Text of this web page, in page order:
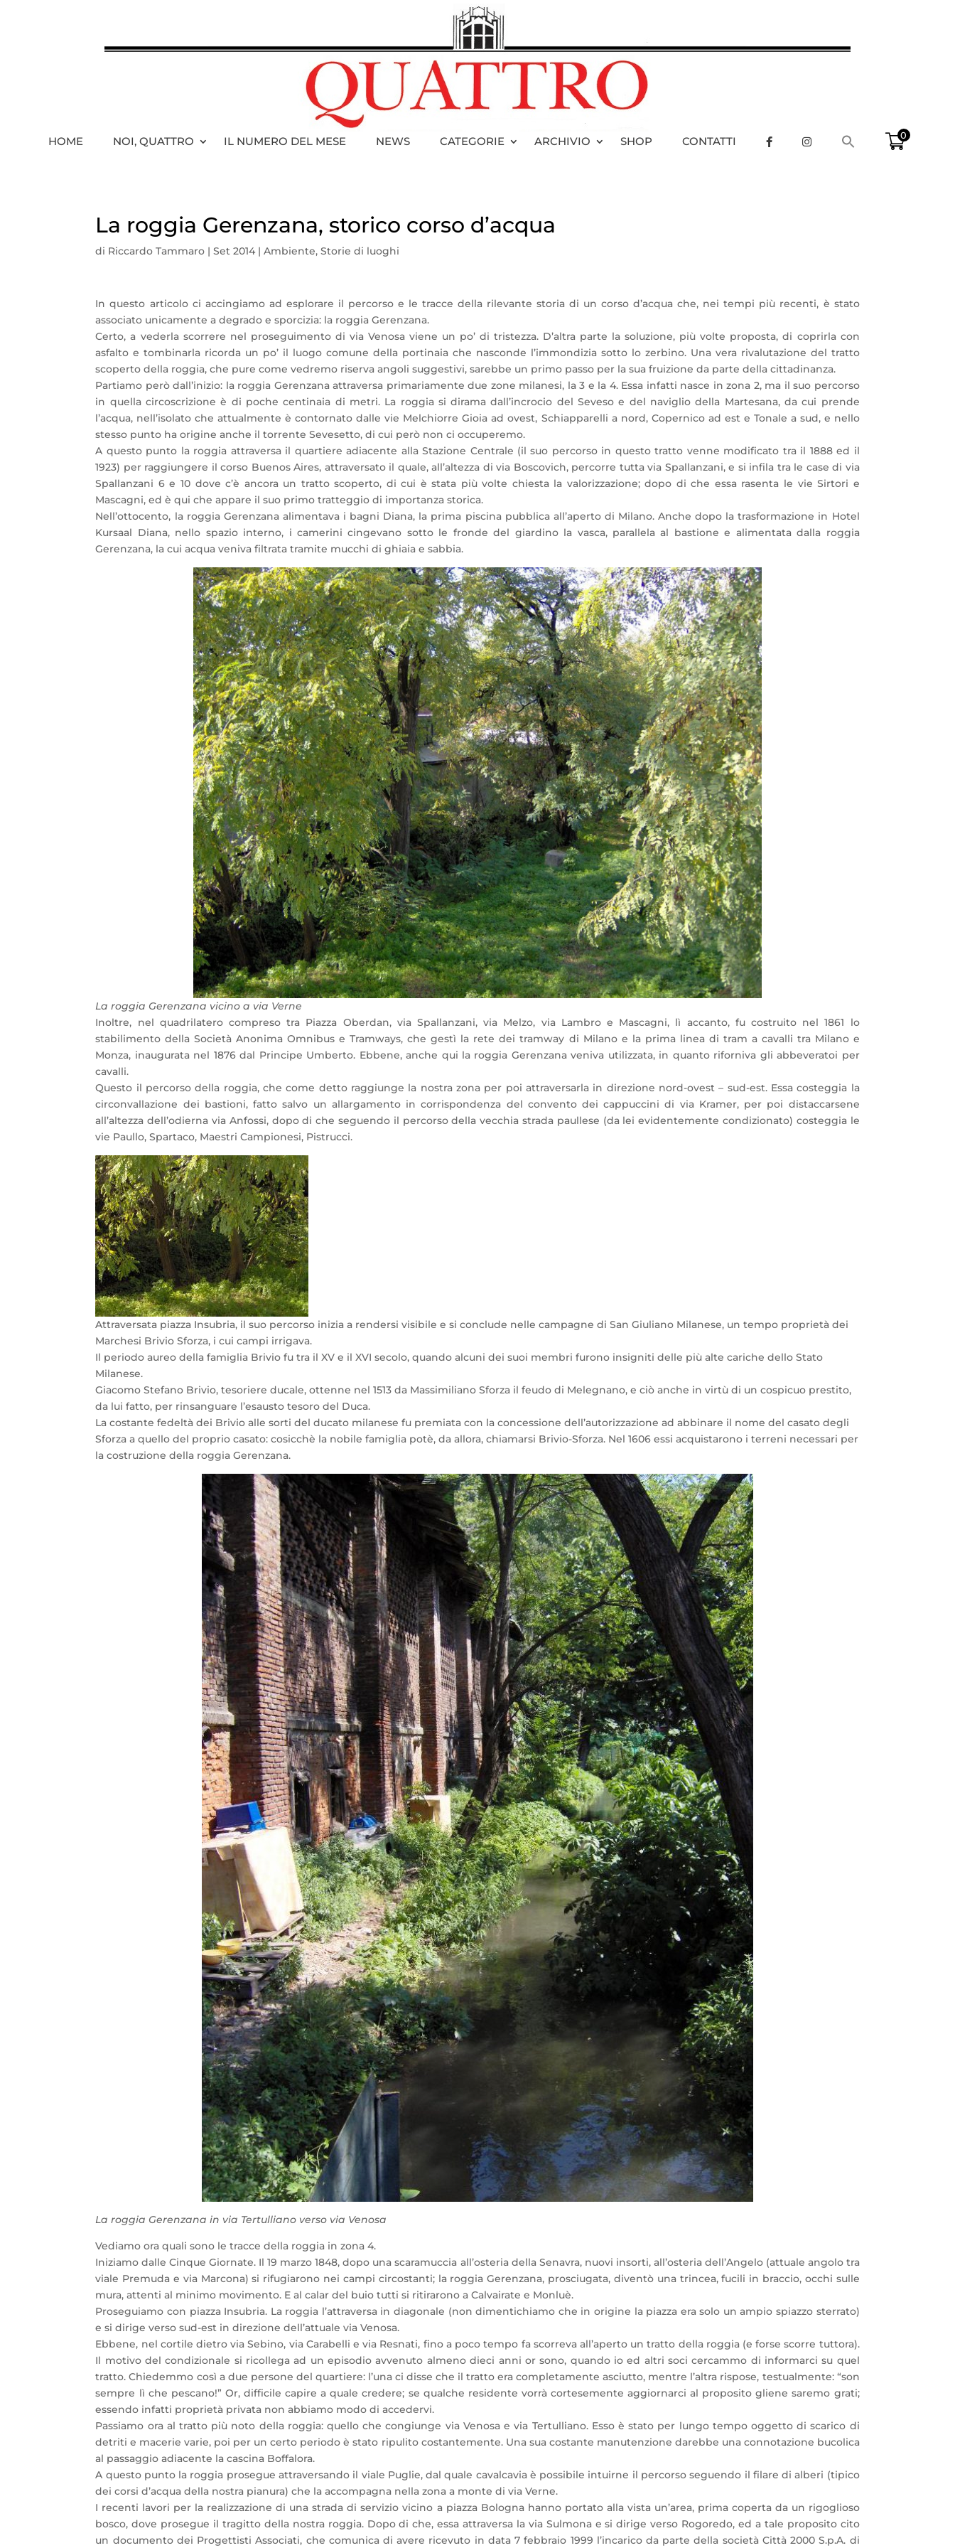
HOME NOI, QUATTRO IL NUMERO DEL MESE NEWS CATEGORIE ARCHIVIO SHOP CONTATTI 0
La roggia Gerenzana, storico corso d’acqua
di Riccardo Tammaro |Set 2014 |Ambiente,Storie di luoghi
In questo articolo ci accingiamo ad esplorare il percorso e le tracce della rilevante storia di un corso d’acqua che, nei tempi più recenti, è stato
associato unicamente a degrado e sporcizia: la roggia Gerenzana.
Certo, a vederla scorrere nel proseguimento di via Venosa viene un po’ di tristezza. D’altra parte la soluzione, più volte proposta, di coprirla con
asfalto e tombinarla ricorda un po’ il luogo comune della portinaia che nasconde l’immondizia sotto lo zerbino. Una vera rivalutazione del tratto
scoperto della roggia, che pure come vedremo riserva angoli suggestivi, sarebbe un primo passo per la sua fruizione da parte della cittadinanza.
Partiamo però dall’inizio: la roggia Gerenzana attraversa primariamente due zone milanesi, la 3 e la 4. Essa infatti nasce in zona 2, ma il suo percorso
in quella circoscrizione è di poche centinaia di metri. La roggia si dirama dall’incrocio del Seveso e del naviglio della Martesana, da cui prende
l’acqua, nell’isolato che attualmente è contornato dalle vie Melchiorre Gioia ad ovest, Schiapparelli a nord, Copernico ad est e Tonale a sud, e nello
stesso punto ha origine anche il torrente Sevesetto, di cui però non ci occuperemo.
A questo punto la roggia attraversa il quartiere adiacente alla Stazione Centrale (il suo percorso in questo tratto venne modificato tra il 1888 ed il
1923) per raggiungere il corso Buenos Aires, attraversato il quale, all’altezza di via Boscovich, percorre tutta via Spallanzani, e si infila tra le case di via
Spallanzani 6 e 10 dove c’è ancora un tratto scoperto, di cui è stata più volte chiesta la valorizzazione; dopo di che essa rasenta le vie Sirtori e
Mascagni, ed è qui che appare il suo primo tratteggio di importanza storica.
Nell’ottocento, la roggia Gerenzana alimentava i bagni Diana, la prima piscina pubblica all’aperto di Milano. Anche dopo la trasformazione in Hotel
Kursaal Diana, nello spazio interno, i camerini cingevano sotto le fronde del giardino la vasca, parallela al bastione e alimentata dalla roggia
Gerenzana, la cui acqua veniva filtrata tramite mucchi di ghiaia e sabbia.
La roggia Gerenzana vicino a via Verne
Inoltre, nel quadrilatero compreso tra Piazza Oberdan, via Spallanzani, via Melzo, via Lambro e Mascagni, lì accanto, fu costruito nel 1861 lo
stabilimento della Società Anonima Omnibus e Tramways, che gestì la rete dei tramway di Milano e la prima linea di tram a cavalli tra Milano e
Monza, inaugurata nel 1876 dal Principe Umberto. Ebbene, anche qui la roggia Gerenzana veniva utilizzata, in quanto riforniva gli abbeveratoi per
cavalli.
Questo il percorso della roggia, che come detto raggiunge la nostra zona per poi attraversarla in direzione nord-ovest – sud-est. Essa costeggia la
circonvallazione dei bastioni, fatto salvo un allargamento in corrispondenza del convento dei cappuccini di via Kramer, per poi distaccarsene
all’altezza dell’odierna via Anfossi, dopo di che seguendo il percorso della vecchia strada paullese (da lei evidentemente condizionato) costeggia le
vie Paullo, Spartaco, Maestri Campionesi, Pistrucci.
Attraversata piazza Insubria, il suo percorso inizia a rendersi visibile e si conclude nelle campagne di San Giuliano Milanese, un tempo proprietà dei
Marchesi Brivio Sforza, i cui campi irrigava.
Il periodo aureo della famiglia Brivio fu tra il XV e il XVI secolo, quando alcuni dei suoi membri furono insigniti delle più alte cariche dello Stato
Milanese.
Giacomo Stefano Brivio, tesoriere ducale, ottenne nel 1513 da Massimiliano Sforza il feudo di Melegnano, e ciò anche in virtù di un cospicuo prestito,
da lui fatto, per rinsanguare l’esausto tesoro del Duca.
La costante fedeltà dei Brivio alle sorti del ducato milanese fu premiata con la concessione dell’autorizzazione ad abbinare il nome del casato degli
Sforza a quello del proprio casato: cosicchè la nobile famiglia potè, da allora, chiamarsi Brivio-Sforza. Nel 1606 essi acquistarono i terreni necessari per
la costruzione della roggia Gerenzana.
La roggia Gerenzana in via Tertulliano verso via Venosa
Vediamo ora quali sono le tracce della roggia in zona 4.
Iniziamo dalle Cinque Giornate. Il 19 marzo 1848, dopo una scaramuccia all’osteria della Senavra, nuovi insorti, all’osteria dell’Angelo (attuale angolo tra
viale Premuda e via Marcona) si rifugiarono nei campi circostanti; la roggia Gerenzana, prosciugata, diventò una trincea, fucili in braccio, occhi sulle
mura, attenti al minimo movimento. E al calar del buio tutti si ritirarono a Calvairate e Monluè.
Proseguiamo con piazza Insubria. La roggia l’attraversa in diagonale (non dimentichiamo che in origine la piazza era solo un ampio spiazzo sterrato)
e si dirige verso sud-est in direzione dell’attuale via Venosa.
Ebbene, nel cortile dietro via Sebino, via Carabelli e via Resnati, fino a poco tempo fa scorreva all’aperto un tratto della roggia (e forse scorre tuttora).
Il motivo del condizionale si ricollega ad un episodio avvenuto almeno dieci anni or sono, quando io ed altri soci cercammo di informarci su quel
tratto. Chiedemmo così a due persone del quartiere: l’una ci disse che il tratto era completamente asciutto, mentre l’altra rispose, testualmente: “son
sempre lì che pescano!” Or, difficile capire a quale credere; se qualche residente vorrà cortesemente aggiornarci al proposito gliene saremo grati;
essendo infatti proprietà privata non abbiamo modo di accedervi.
Passiamo ora al tratto più noto della roggia: quello che congiunge via Venosa e via Tertulliano. Esso è stato per lungo tempo oggetto di scarico di
detriti e macerie varie, poi per un certo periodo è stato ripulito costantemente. Una sua costante manutenzione darebbe una connotazione bucolica
al passaggio adiacente la cascina Boffalora.
A questo punto la roggia prosegue attraversando il viale Puglie, dal quale cavalcavia è possibile intuirne il percorso seguendo il filare di alberi (tipico
dei corsi d’acqua della nostra pianura) che la accompagna nella zona a monte di via Verne.
I recenti lavori per la realizzazione di una strada di servizio vicino a piazza Bologna hanno portato alla vista un’area, prima coperta da un rigoglioso
bosco, dove prosegue il tragitto della nostra roggia. Dopo di che, essa attraversa la via Sulmona e si dirige verso Rogoredo, ed a tale proposito cito
un documento dei Progettisti Associati, che comunica di avere ricevuto in data 7 febbraio 1999 l’incarico da parte della società Città 2000 S.p.A. di